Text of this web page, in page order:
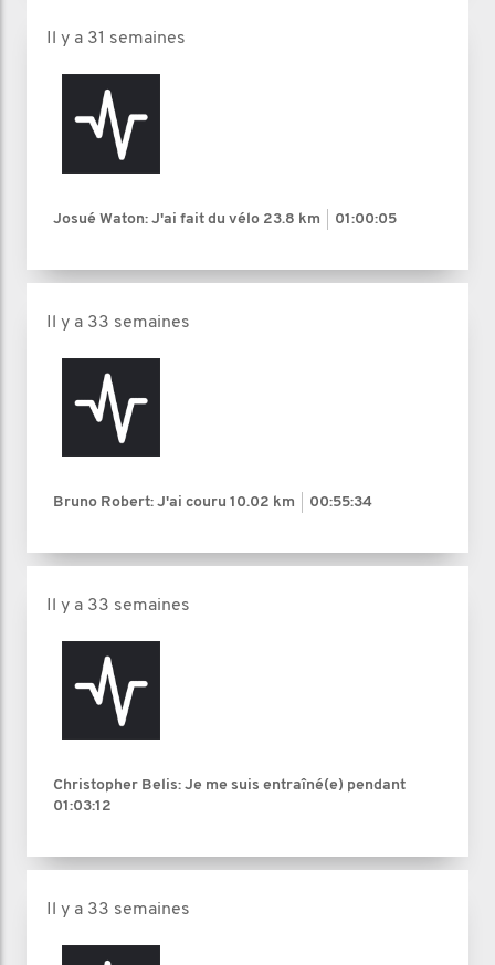
Il y a 31 semaines
Josué Waton: J'ai fait du vélo 23.8 km 01:00:05
Il y a 33 semaines
Bruno Robert: J'ai couru 10.02 km 00:55:34
Il y a 33 semaines
Christopher Belis: Je me suis entraîné(e) pendant
01:03:12
Il y a 33 semaines